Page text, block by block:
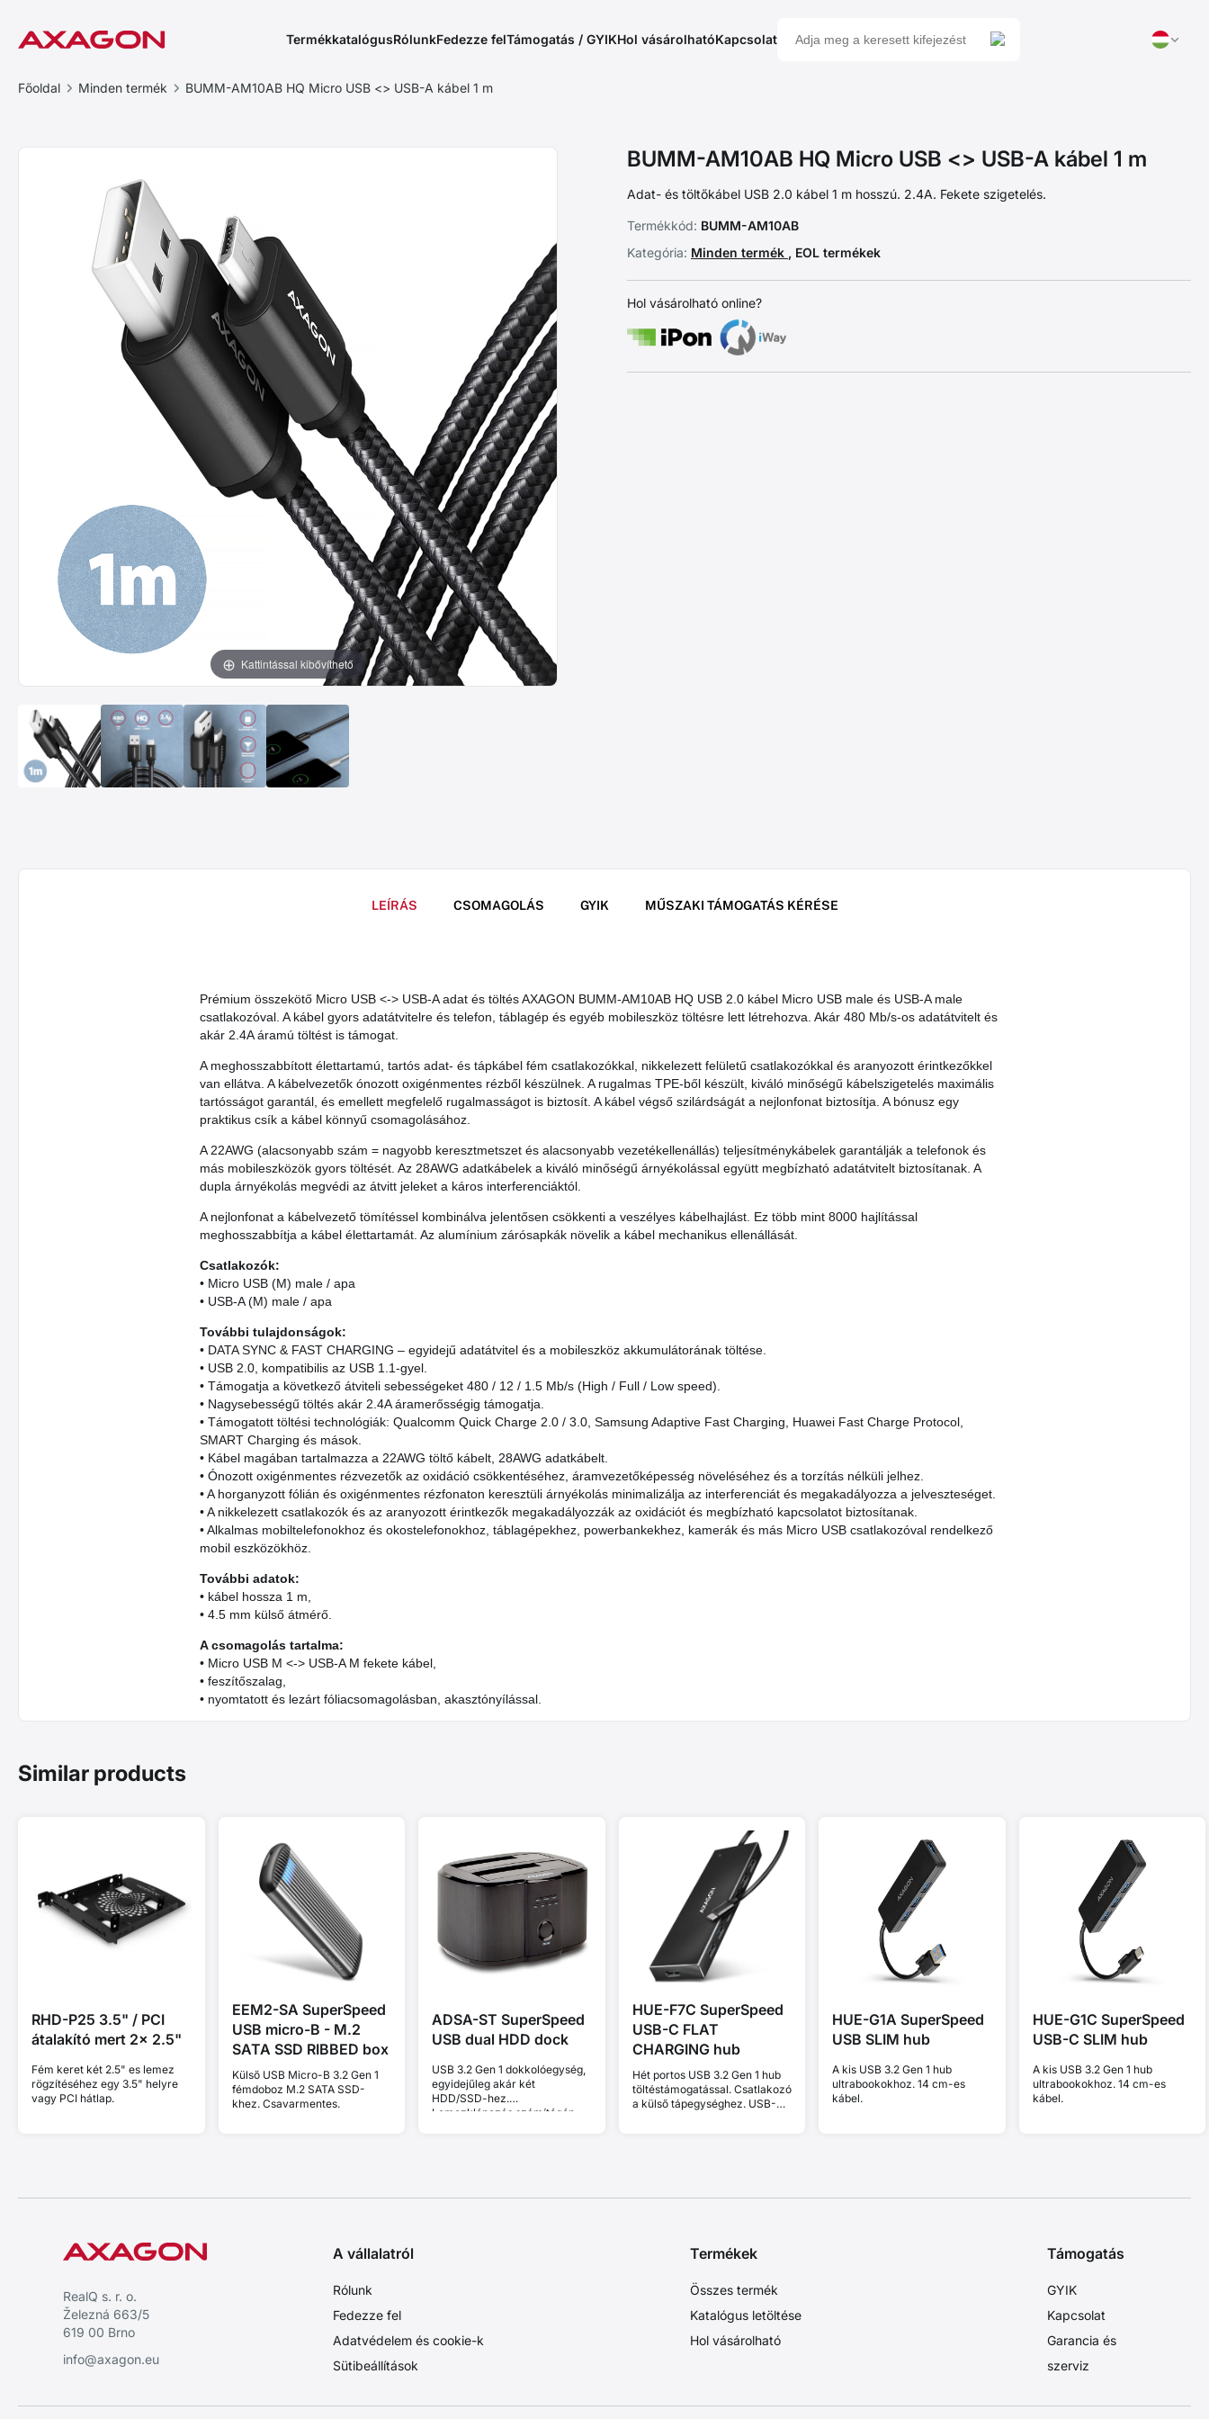
TermékkatalógusRólunkFedezze felTámogatás / GYIKHol vásárolhatóKapcsolat
Főoldal Minden termék BUMM-AM10AB HQ Micro USB <> USB-A kábel 1 m
Kattintással kibővíthető
BUMM-AM10AB HQ Micro USB <> USB-A kábel 1 m
Adat- és töltőkábel USB 2.0 kábel 1 m hosszú. 2.4A. Fekete szigetelés.
Termékkód: BUMM-AM10AB
Kategória: Minden termék , EOL termékek
Hol vásárolható online?
LEÍRÁS CSOMAGOLÁS GYIK MŰSZAKI TÁMOGATÁS KÉRÉSE
Prémium összekötő Micro USB <-> USB-A adat és töltés AXAGON BUMM-AM10AB HQ USB 2.0 kábel Micro USB male és USB-A male
csatlakozóval. A kábel gyors adatátvitelre és telefon, táblagép és egyéb mobileszköz töltésre lett létrehozva. Akár 480 Mb/s-os adatátvitelt és
akár 2.4A áramú töltést is támogat.
A meghosszabbított élettartamú, tartós adat- és tápkábel fém csatlakozókkal, nikkelezett felületű csatlakozókkal és aranyozott érintkezőkkel
van ellátva. A kábelvezetők ónozott oxigénmentes rézből készülnek. A rugalmas TPE-ből készült, kiváló minőségű kábelszigetelés maximális
tartósságot garantál, és emellett megfelelő rugalmasságot is biztosít. A kábel végső szilárdságát a nejlonfonat biztosítja. A bónusz egy
praktikus csík a kábel könnyű csomagolásához.
A 22AWG (alacsonyabb szám = nagyobb keresztmetszet és alacsonyabb vezetékellenállás) teljesítménykábelek garantálják a telefonok és
más mobileszközök gyors töltését. Az 28AWG adatkábelek a kiváló minőségű árnyékolással együtt megbízható adatátvitelt biztosítanak. A
dupla árnyékolás megvédi az átvitt jeleket a káros interferenciáktól.
A nejlonfonat a kábelvezető tömítéssel kombinálva jelentősen csökkenti a veszélyes kábelhajlást. Ez több mint 8000 hajlítással
meghosszabbítja a kábel élettartamát. Az alumínium zárósapkák növelik a kábel mechanikus ellenállását.
Csatlakozók:
• Micro USB (M) male / apa
• USB-A (M) male / apa
További tulajdonságok:
• DATA SYNC & FAST CHARGING – egyidejű adatátvitel és a mobileszköz akkumulátorának töltése.
• USB 2.0, kompatibilis az USB 1.1-gyel.
• Támogatja a következő átviteli sebességeket 480 / 12 / 1.5 Mb/s (High / Full / Low speed).
• Nagysebességű töltés akár 2.4A áramerősségig támogatja.
• Támogatott töltési technológiák: Qualcomm Quick Charge 2.0 / 3.0, Samsung Adaptive Fast Charging, Huawei Fast Charge Protocol,
SMART Charging és mások.
• Kábel magában tartalmazza a 22AWG töltő kábelt, 28AWG adatkábelt.
• Ónozott oxigénmentes rézvezetők az oxidáció csökkentéséhez, áramvezetőképesség növeléséhez és a torzítás nélküli jelhez.
• A horganyzott fólián és oxigénmentes rézfonaton keresztüli árnyékolás minimalizálja az interferenciát és megakadályozza a jelveszteséget.
• A nikkelezett csatlakozók és az aranyozott érintkezők megakadályozzák az oxidációt és megbízható kapcsolatot biztosítanak.
• Alkalmas mobiltelefonokhoz és okostelefonokhoz, táblagépekhez, powerbankekhez, kamerák és más Micro USB csatlakozóval rendelkező
mobil eszközökhöz.
További adatok:
• kábel hossza 1 m,
• 4.5 mm külső átmérő.
A csomagolás tartalma:
• Micro USB M <-> USB-A M fekete kábel,
• feszítőszalag,
• nyomtatott és lezárt fóliacsomagolásban, akasztónyílással.
Similar products
RHD-P25 3.5" / PCI
átalakító mert 2x 2.5"
Fém keret két 2.5" es lemez
rögzítéséhez egy 3.5" helyre
vagy PCI hátlap.
EEM2-SA SuperSpeed
USB micro-B - M.2
SATA SSD RIBBED box
Külső USB Micro-B 3.2 Gen 1
fémdoboz M.2 SATA SSD-
khez. Csavarmentes.
ADSA-ST SuperSpeed
USB dual HDD dock
USB 3.2 Gen 1 dokkolóegység,
egyidejűleg akár két
HDD/SSD-hez.
Lemezklónozás számítógép
HUE-F7C SuperSpeed
USB-C FLAT
CHARGING hub
Hét portos USB 3.2 Gen 1 hub
töltéstámogatással. Csatlakozó
a külső tápegységhez. USB-C
HUE-G1A SuperSpeed
USB SLIM hub
A kis USB 3.2 Gen 1 hub
ultrabookokhoz. 14 cm-es
kábel.
HUE-G1C SuperSpeed
USB-C SLIM hub
A kis USB 3.2 Gen 1 hub
ultrabookokhoz. 14 cm-es
kábel.
RealQ s. r. o.
Železná 663/5
619 00 Brno
info@axagon.eu
A vállalatról
Rólunk
Fedezze fel
Adatvédelem és cookie-k
Sütibeállítások
Termékek
Összes termék
Katalógus letöltése
Hol vásárolható
Támogatás
GYIK
Kapcsolat
Garancia és
szerviz